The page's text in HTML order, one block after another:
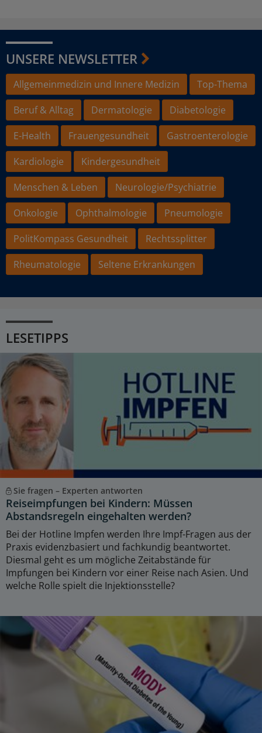
UNSERE NEWSLETTER
Allgemeinmedizin und Innere Medizin
Top-Thema
Beruf & Alltag
Dermatologie
Diabetologie
E-Health
Frauengesundheit
Gastroenterologie
Kardiologie
Kindergesundheit
Menschen & Leben
Neurologie/Psychiatrie
Onkologie
Ophthalmologie
Pneumologie
PolitKompass Gesundheit
Rechtssplitter
Rheumatologie
Seltene Erkrankungen
LESETIPPS
Sie fragen – Experten antworten
Reiseimpfungen bei Kindern: Müssen
Abstandsregeln eingehalten werden?
Bei der Hotline Impfen werden Ihre Impf-Fragen aus der
Praxis evidenzbasiert und fachkundig beantwortet.
Diesmal geht es um mögliche Zeitabstände für
Impfungen bei Kindern vor einer Reise nach Asien. Und
welche Rolle spielt die Injektionsstelle?